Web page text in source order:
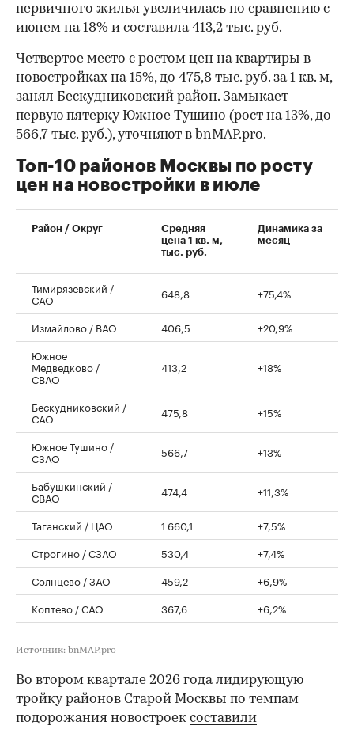
первичного жилья увеличилась по сравнению с
июнем на 18% и составила 413,2 тыс. руб.
00:00 / 00:00
Четвертое место с ростом цен на квартиры в
новостройках на 15%, до 475,8 тыс. руб. за 1 кв. м,
занял Бескудниковский район. Замыкает
первую пятерку Южное Тушино (рост на 13%, до
566,7 тыс. руб.), уточняют в bnMAP.pro.
Топ-10 районов Москвы по росту
цен на новостройки в июле
Район / Округ
Средняя
цена 1 кв. м,
тыс. руб.
Динамика за
месяц
Тимирязевский /
САО 648,8 +75,4%
Измайлово / ВАО 406,5
+20,9%
Южное
Медведково /
СВАО
413,2 +18%
Бескудниковский /
САО 475,8 +15%
Южное Тушино /
СЗАО 566,7 +13%
Бабушкинский /
СВАО 474,4 +11,3%
Таганский / ЦАО 1 660,1
+7,5%
Строгино / СЗАО
530,4
+7,4%
Солнцево / ЗАО
459,2
+6,9%
Коптево / САО
367,6 +6,2%
Источник: bnMAP.pro
Во втором квартале 2026 года лидирующую
тройку районов Старой Москвы по темпам
подорожания новостроек составили